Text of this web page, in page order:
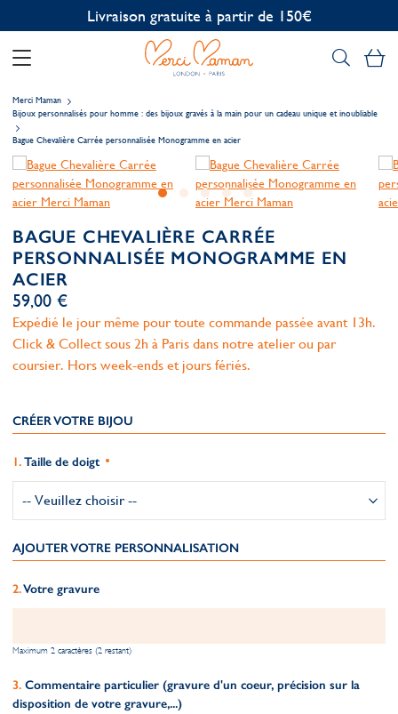
Personnalisation offerte
Merci Maman
Bijoux personnalisés pour homme : des bijoux gravés à la main pour un cadeau unique et inoubliable
Bague Chevalière Carrée personnalisée Monogramme en acier
BAGUE CHEVALIÈRE CARRÉE
PERSONNALISÉE MONOGRAMME EN
ACIER
59,00 €
Expédié le jour même pour toute commande passée avant 13h.
Click & Collect sous 2h à Paris dans notre atelier ou par
coursier. Hors week-ends et jours fériés.
CRÉER VOTRE BIJOU
Taille de doigt
AJOUTER VOTRE PERSONNALISATION
Votre gravure
Maximum 2 caractères (2 restant)
Commentaire particulier (gravure d'un coeur, précision sur la
disposition de votre gravure,...)